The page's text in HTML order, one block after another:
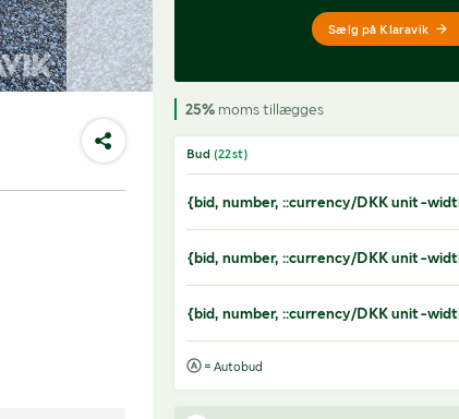
Sælg på Klaravik
25%moms tillægges
Bud (22st)
{bid, number, ::currency/DKK unit-
{bid, number, ::currency/DKK unit-
{bid, number, ::currency/DKK unit-
= Autobud